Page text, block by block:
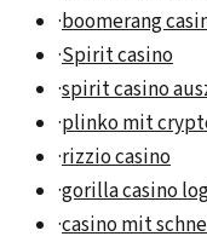
·boomerang
·Spirit casino
·spirit casino
·plinko mit
·rizzio casino
·gorilla casino
·casino mit